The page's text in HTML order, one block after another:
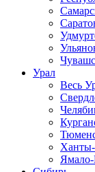
Урал
Весь